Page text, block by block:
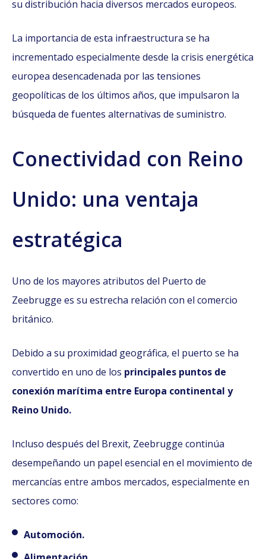
su distribución hacia diversos mercados europeos.
La importancia de esta infraestructura se ha
incrementado especialmente desde la crisis energética
europea desencadenada por las tensiones
geopolíticas de los últimos años, que impulsaron la
búsqueda de fuentes alternativas de suministro.
Conectividad con Reino
Unido: una ventaja
estratégica
Uno de los mayores atributos del Puerto de
Zeebrugge es su estrecha relación con el comercio
británico.
Debido a su proximidad geográfica, el puerto se ha
convertido en uno de los principales puntos de
conexión marítima entre Europa continental y
Reino Unido.
Incluso después del Brexit, Zeebrugge continúa
desempeñando un papel esencial en el movimiento de
mercancías entre ambos mercados, especialmente en
sectores como:
Automoción.